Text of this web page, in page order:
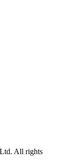
All rights